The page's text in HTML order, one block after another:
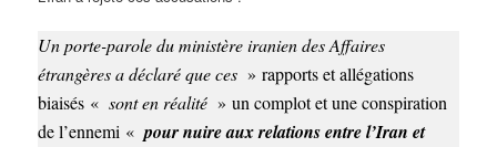
Un porte-parole du ministère iranien des Affaires
étrangères a déclaré que ces » rapports et allégations
biaisés « sont en réalité » un complot et une conspiration
de l’ennemi « pour nuire aux relations entre l’Iran et